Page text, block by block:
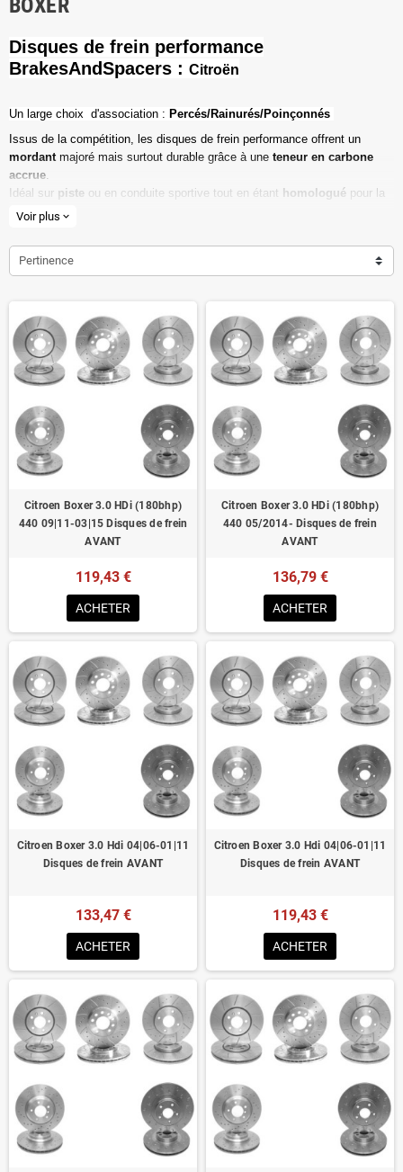
BOXER
Disques de frein performance
BrakesAndSpacers : Citroën
Un l arge choix d'association : Percés/Rainurés/Poinçonnés
Issus de la compétition, les disques de frein performance offrent un
mordant majoré mais surtout durable grâce à une teneur en carbone
accrue.
Idéal sur piste ou en conduite sportive tout en étant homologué pour la
route ouverte.
Dimensions d'origine respectées
Installation en lieu et place.
Homologué pour le contrôle technique
Voir plus expand_more
Pertinence
Citroen Boxer 3.0 HDi (180bhp)
440 09|11-03|15 Disques de frein
AVANT
119,43 €
ACHETER
Citroen Boxer 3.0 HDi (180bhp)
440 05/2014- Disques de frein
AVANT
136,79 €
ACHETER
Citroen Boxer 3.0 Hdi 04|06-01|11
Disques de frein AVANT
133,47 €
ACHETER
Citroen Boxer 3.0 Hdi 04|06-01|11
Disques de frein AVANT
119,43 €
ACHETER